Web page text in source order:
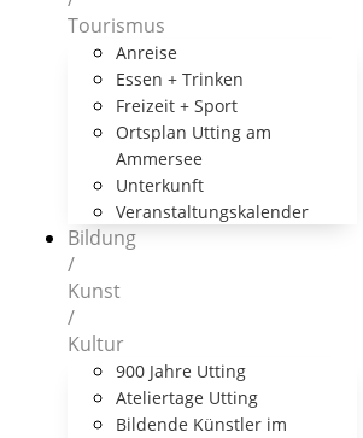
Tourismus
Anreise
Essen + Trinken
Freizeit + Sport
Ortsplan Utting am
Ammersee
Unterkunft
Veranstaltungskalender
Bildung
/
Kunst
/
Kultur
900 Jahre Utting
Ateliertage Utting
Bildende Künstler im